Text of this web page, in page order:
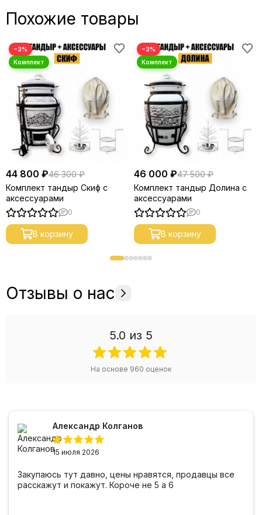
Похожие товары
−3%
44 800 ₽46 300 ₽
Комплект тандыр Скиф с
аксессуарами
0
В корзину
−3%
46 000 ₽47 500 ₽
Комплект тандыр Долина с
аксессуарами
0
В корзину
Отзывы о нас
5.0 из 5
На основе 960 оценок
Александр Колганов
15 июля 2026
Закупаюсь тут давно, цены нравятся, продавцы все
расскажут и покажут. Короче не 5 а 6